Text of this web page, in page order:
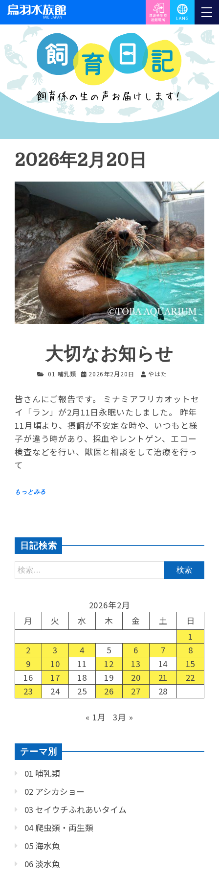
2026年2月20日
大切なお知らせ
01 哺乳類 2026年2月20日 やはた
皆さんにご報告です。 ミナミアフリカオットセ
イ「ラン」が2月11日永眠いたしました。 昨年
11月頃より、摂餌が不安定な時や、いつもと様
子が違う時があり、採血やレントゲン、エコー
検査などを行い、獣医と相談をして治療を行っ
て
日記検索
2026年2月
月
火 水 木 金 土
日
1
2
3 4 5 6 7
8
9
10 11 12 13 14
15
16
17 18 19 20 21
22
23
24 25 26 27 28
« 1月 3月 »
テーマ別
01 哺乳類
02 アシカショー
03 セイウチふれあいタイム
04 爬虫類・両生類
05 海水魚
06 淡水魚